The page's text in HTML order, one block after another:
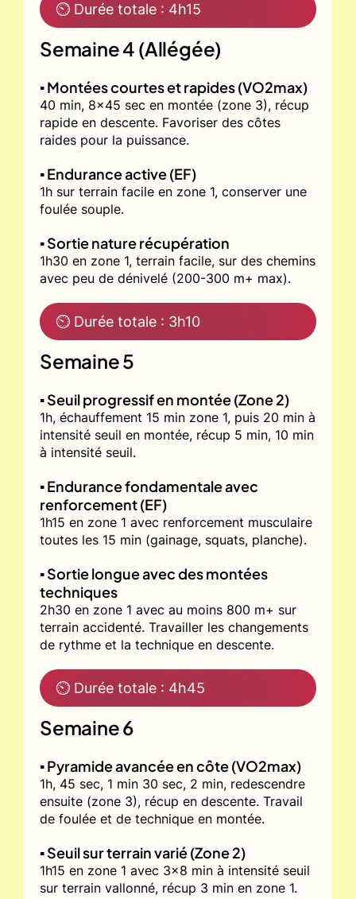
⏲ Durée totale : 4h15
Semaine 4 (Allégée)
▪️ Montées courtes et rapides (VO2max)
40 min, 8x45 sec en montée (zone 3), récup
rapide en descente. Favoriser des côtes
raides pour la puissance.
▪️ Endurance active (EF)
1h sur terrain facile en zone 1, conserver une
foulée souple.
▪️ Sortie nature récupération
1h30 en zone 1, terrain facile, sur des chemins
avec peu de dénivelé (200-300 m+ max).
⏲ Durée totale : 3h10
Semaine 5
▪️ Seuil progressif en montée (Zone 2)
1h, échauffement 15 min zone 1, puis 20 min à
intensité seuil en montée, récup 5 min, 10 min
à intensité seuil.
▪️ Endurance fondamentale avec
renforcement (EF)
1h15 en zone 1 avec renforcement musculaire
toutes les 15 min (gainage, squats, planche).
▪️ Sortie longue avec des montées
techniques
2h30 en zone 1 avec au moins 800 m+ sur
terrain accidenté. Travailler les changements
de rythme et la technique en descente.
⏲ Durée totale : 4h45
Semaine 6
▪️ Pyramide avancée en côte (VO2max)
1h, 45 sec, 1 min 30 sec, 2 min, redescendre
ensuite (zone 3), récup en descente. Travail
de foulée et de technique en montée.
▪️ Seuil sur terrain varié (Zone 2)
1h15 en zone 1 avec 3x8 min à intensité seuil
sur terrain vallonné, récup 3 min en zone 1.